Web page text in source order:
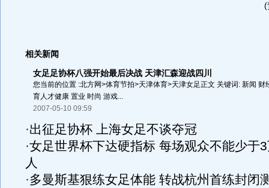
(
相关新闻
女足足协杯八强开始最后决战 天津汇森迎战四川
您当前的位置 :北方网>体育节拍>天津体育>天津女足正文 关键词: 新闻 财
育人才健康 置业 时尚 游戏...
2007-05-10 09:59
·出征足协杯 上海女足不谈夺冠
·女足世界杯下达硬指标 每场观众不能少于
人
·多曼斯基狠练女足体能 转战杭州首练封闭